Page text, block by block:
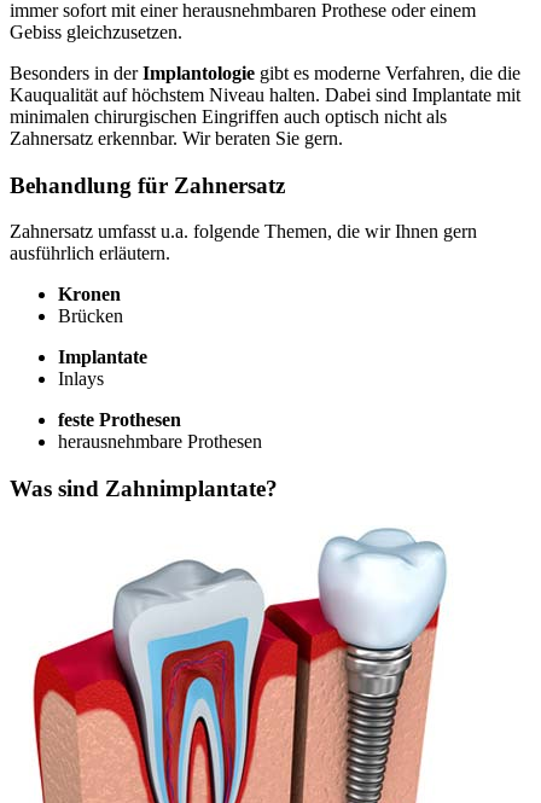
immer sofort mit einer herausnehmbaren Prothese oder einem
Gebiss gleichzusetzen.
Besonders in derImplantologie gibt es moderne Verfahren, die die
Kauqualität auf höchstem Niveau halten. Dabei sind Implantate mit
minimalen chirurgischen Eingriffen auch optisch nicht als
Zahnersatz erkennbar. Wir beraten Sie gern.
Behandlung für Zahnersatz
Zahnersatz umfasst u.a. folgende Themen, die wir Ihnen gern
ausführlich erläutern.
Kronen
Brücken
Implantate
Inlays
feste Prothesen
herausnehmbare Prothesen
Was sind Zahnimplantate?